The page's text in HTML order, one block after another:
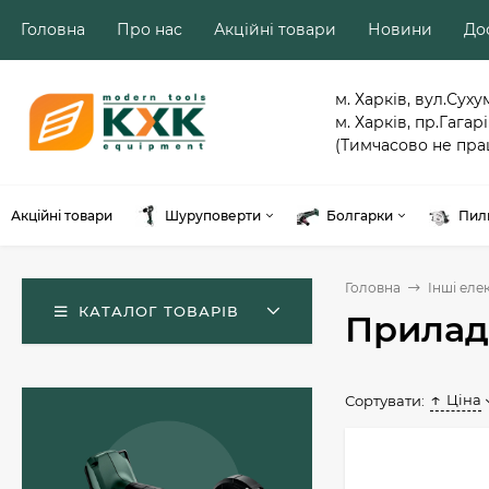
Головна Про нас Акційні товари Новини
м. Харків,
м. Харків,
(Тимчасово не
Акційні товари Шуруповерти Болгарки
Головна Інші
Сортувати: Ціна
КАТАЛОГ ТОВАРІВ
Акумуляторний